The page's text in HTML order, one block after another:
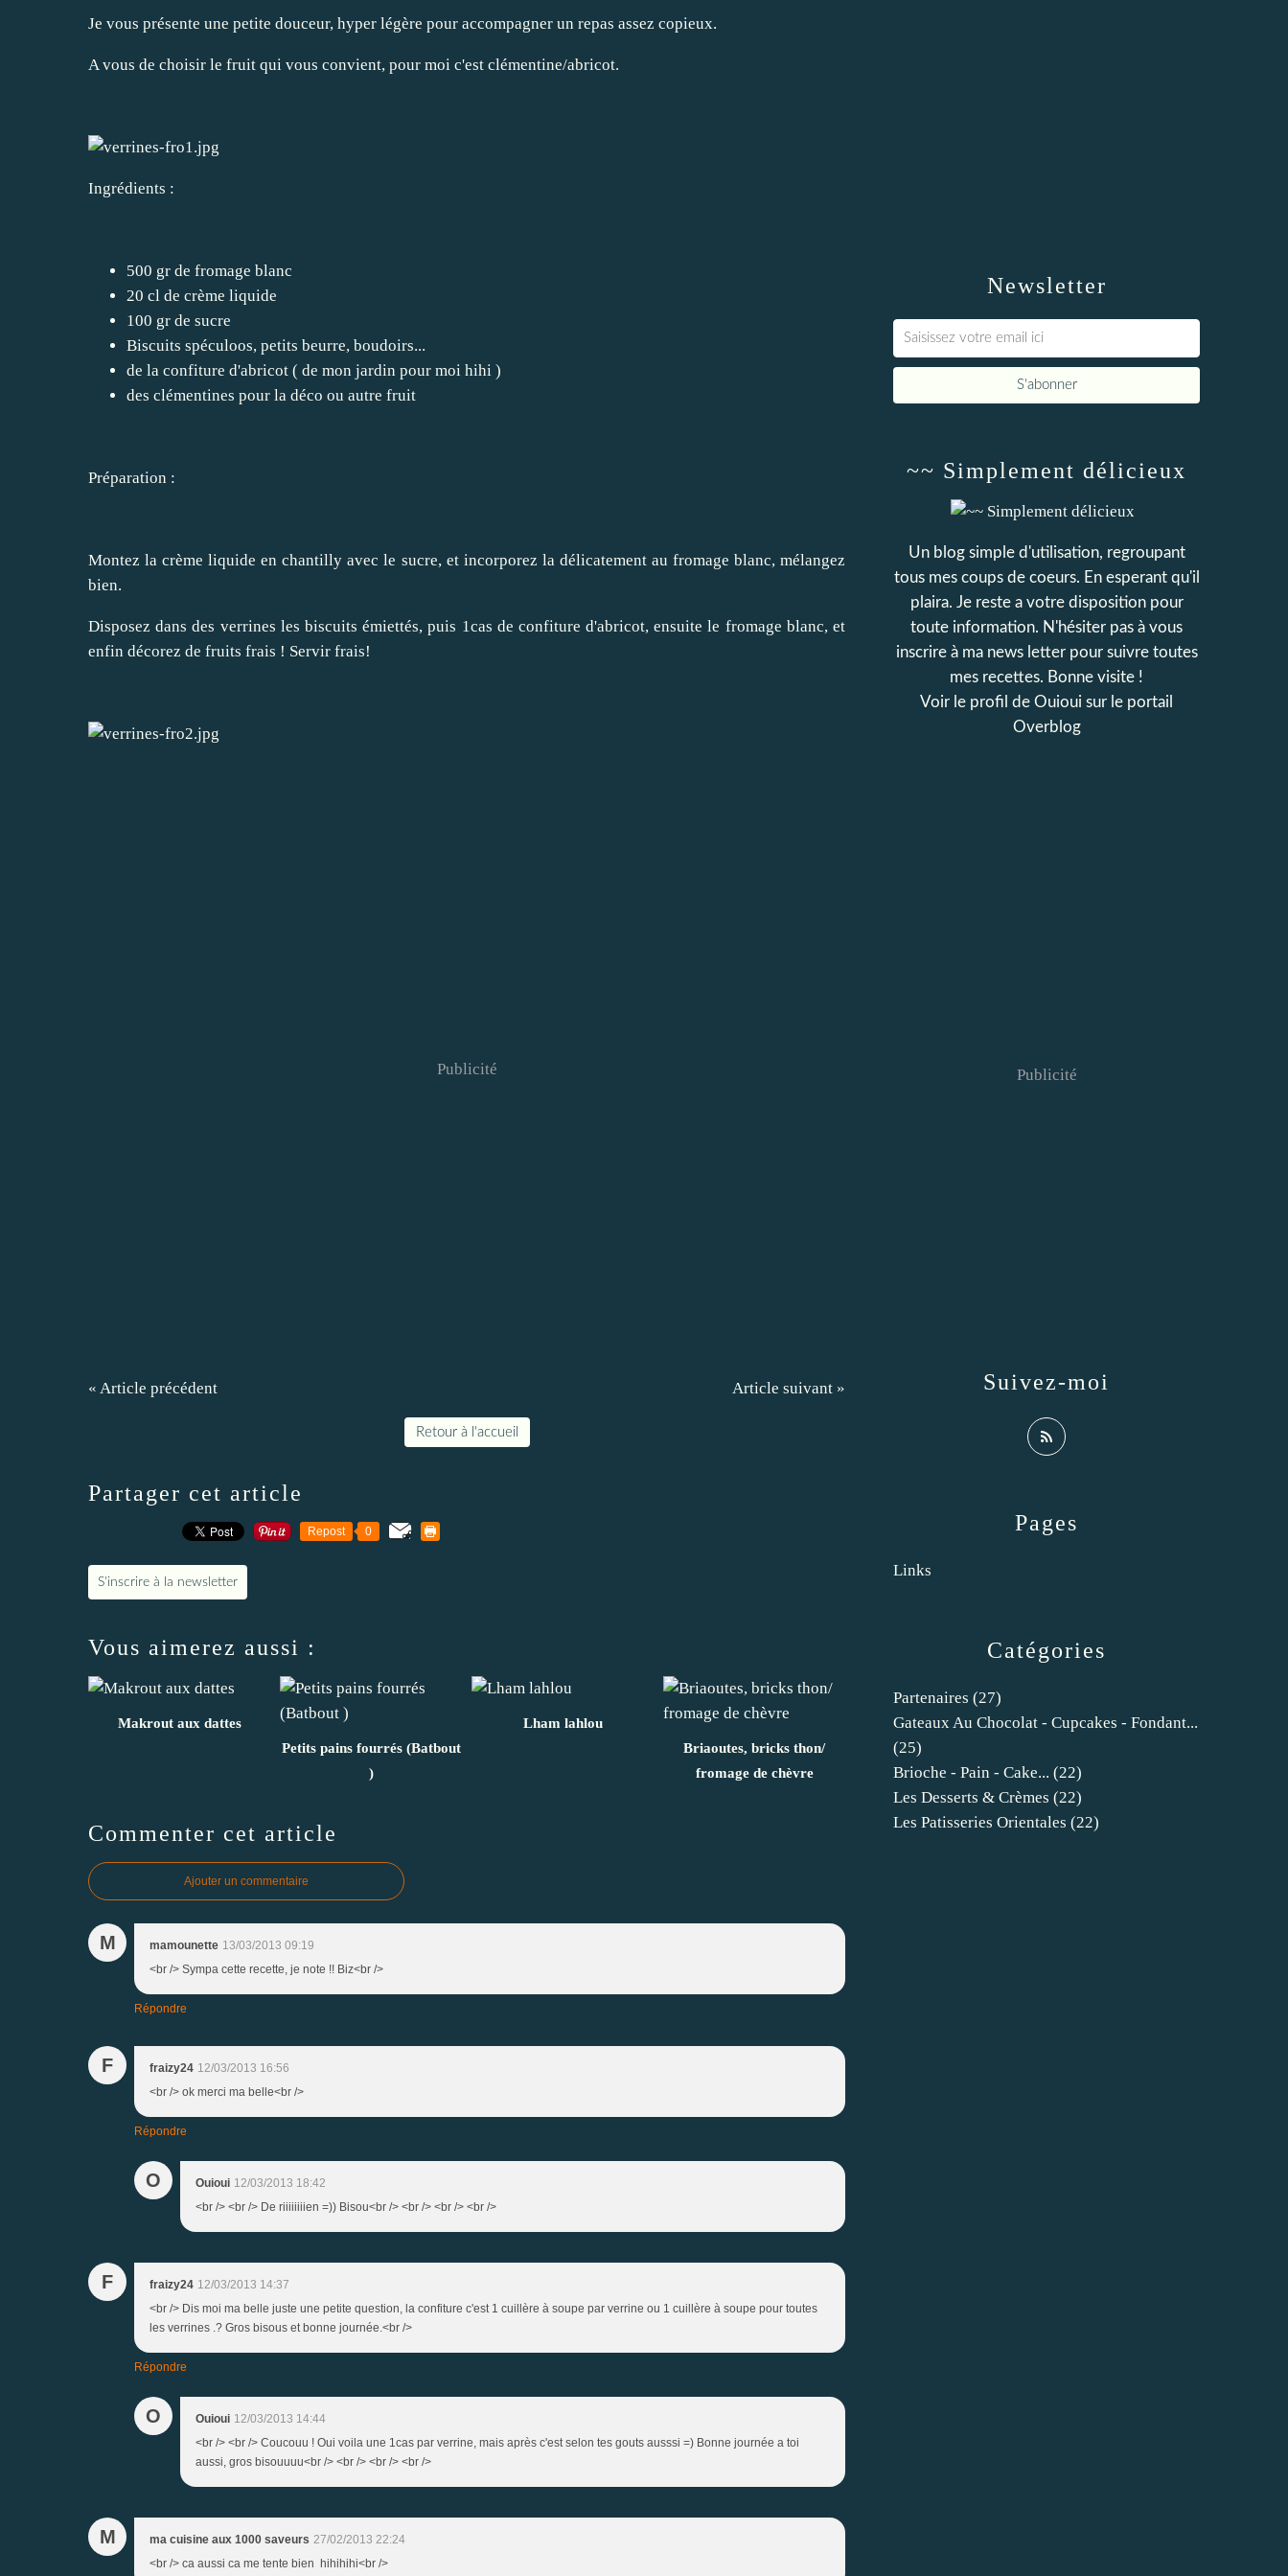
Je vous présente une petite douceur, hyper légère pour accompagner un repas assez copieux.
A vous de choisir le fruit qui vous convient, pour moi c'est clémentine/abricot.
Ingrédients :
500 gr de fromage blanc
20 cl de crème liquide
100 gr de sucre
Biscuits spéculoos, petits beurre, boudoirs...
de la confiture d'abricot ( de mon jardin pour moi hihi )
des clémentines pour la déco ou autre fruit
Préparation :
Montez la crème liquide en chantilly avec le sucre, et incorporez la délicatement au fromage blanc, mélangez
bien.
Disposez dans des verrines les biscuits émiettés, puis 1cas de confiture d'abricot, ensuite le fromage blanc, et
enfin décorez de fruits frais ! Servir frais!
Publicité
« Article précédent Article suivant »
Retour à l'accueil
Partager cet article
Repost 0
S'inscrire à la newsletter
Vous aimerez aussi :
Makrout aux dattes
Petits pains fourrés (Batbout
)
Lham lahlou
Briaoutes, bricks thon/
fromage de chèvre
Commenter cet article
Ajouter un commentaire
M mamounette 13/03/2013 09:19
<br /> Sympa cette recette, je note !! Biz<br />
Répondre
F fraizy24 12/03/2013 16:56
<br /> ok merci ma belle<br />
Répondre
O Ouioui 12/03/2013 18:42
<br /> <br /> De riiiiiiiien =)) Bisou<br /> <br /> <br /> <br />
F fraizy24 12/03/2013 14:37
<br /> Dis moi ma belle juste une petite question, la confiture c'est 1 cuillère à soupe par verrine ou 1 cuillère à soupe pour toutes
les verrines .? Gros bisous et bonne journée.<br />
Répondre
O Ouioui 12/03/2013 14:44
<br /> <br /> Coucouu ! Oui voila une 1cas par verrine, mais après c'est selon tes gouts ausssi =) Bonne journée a toi
aussi, gros bisouuuu<br /> <br /> <br /> <br />
M ma cuisine aux 1000 saveurs 27/02/2013 22:24
<br /> ca aussi ca me tente bien hihihihi<br />
Newsletter
Catégories
Partenaires (27)
Gateaux Au Chocolat - Cupcakes - Fondant...
(25)
Brioche - Pain - Cake... (22)
Les Desserts & Crèmes (22)
Les Patisseries Orientales (22)
Pages
Links
~~ Simplement délicieux
Un blog simple d'utilisation, regroupant
tous mes coups de coeurs. En esperant qu'il
plaira. Je reste a votre disposition pour
toute information. N'hésiter pas à vous
inscrire à ma news letter pour suivre toutes
mes recettes. Bonne visite !
Voir le profil de Ouioui sur le portail
Overblog
Suivez-moi
Publicité